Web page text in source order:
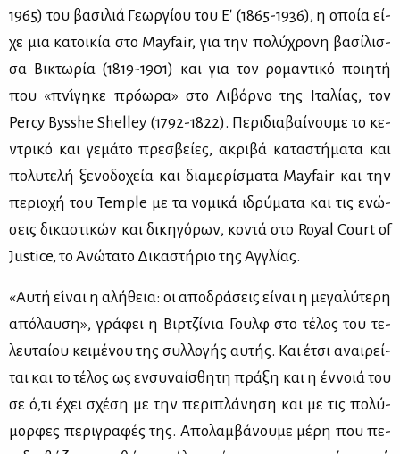
1965) του βα­σι­λιά Γε­ωρ­γί­ου του Ε' (1865-1936), η οποία εί­
χε μια κα­τοι­κία στο Mayfair, για την πο­λύ­χρο­νη βα­σί­λισ­
σα Βι­κτω­ρία (1819-1901) και για τον ρο­μα­ντι­κό ποι­η­τή
που «πνι­́γ­ηκε προ­́­ωρα» στο Λι­βόρ­νο της Ιτα­λί­ας, τον
Percy Bysshe Shelley (1792-1822). Πε­ρι­δια­βαί­νου­με το κε­
ντρι­κό και γε­μά­το πρε­σβεί­ες, ακρι­βά κα­τα­στή­μα­τα και
πο­λυ­τε­λή ξε­νο­δο­χεία και δια­με­ρί­σμα­τα Mayfair και την
πε­ριο­χή του Temple με τα νο­μι­κά ιδρύ­μα­τα και τις ενώ­
σεις δι­κα­στι­κών και δι­κη­γό­ρων, κο­ντά στο Royal Court of
Justice, το Ανώ­τα­το Δι­κα­στή­ριο της Αγ­γλί­ας.
«Αυ­τή ει­́ναι η αλή­θεια: οι απο­δρά­σεις εί­ναι η με­γα­λύ­τε­ρη
από­λαυ­ση», γρά­φει η Βιρ­τζί­νια Γουλφ στο τέ­λος του τε­
λευ­ταί­ου κει­μέ­νου της συλ­λο­γής αυ­τής. Και έτσι αναι­ρεί­
ται και το τέ­λος ως εν­συ­ναί­σθη­τη πρά­ξη και η έν­νοιά του
σε ό,τι έχει σχέ­ση με την πε­ρι­πλά­νη­ση και με τις πο­λύ­
μορ­φες πε­ρι­γρα­φές της. Απο­λαμ­βά­νου­με μέ­ρη που πε­